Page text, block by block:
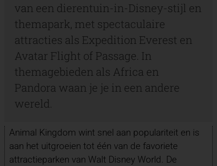
van een dierentuin-in-Disney-stijl en
themapark, met spectaculaire
attracties als Expedition Everest en
Avatar Flight of Passage. In
themagebieden als Africa en
Pandora waan je je in een andere
wereld.
Animal Kingdom wint snel aan populariteit en is
aan het uitgroeien tot één van de favoriete
attractieparken van Walt Disney World. De